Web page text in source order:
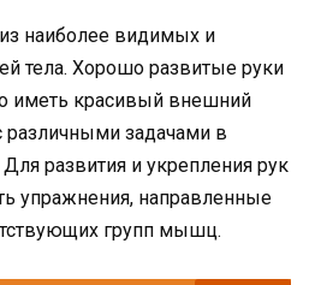
наиболее видимых и
тела. Хорошо развитые руки
иметь красивый внешний
различными задачами в
развития и укрепления рук
упражнения, направленные
групп мышц.